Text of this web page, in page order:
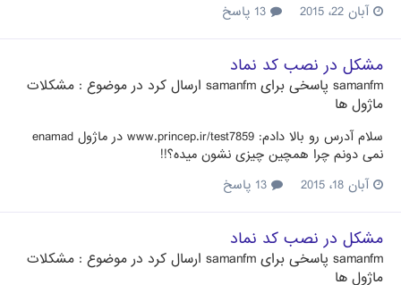
آبان 22، 2015
مشکل در نصب کد نماد
samanfm پاسخی برای samanfm ارسال کرد در موضوع : مشکلات
ماژول ها
سلام آدرس رو بالا دادم: www.princep.ir/test7859 در ماژول enamad
نمی دونم چرا همچین چیزی نشون میده؟!!
آبان 18، 2015
مشکل در نصب کد نماد
samanfm پاسخی برای samanfm ارسال کرد در موضوع : مشکلات
ماژول ها